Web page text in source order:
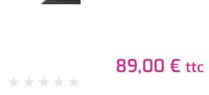
89,00 € ttc
★ ★ ★ ★ ★